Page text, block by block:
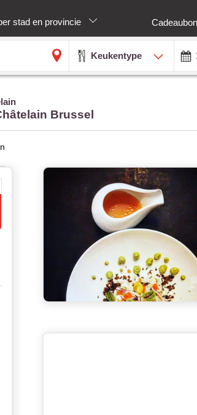
stad en provincie
Keukentype
Brussel